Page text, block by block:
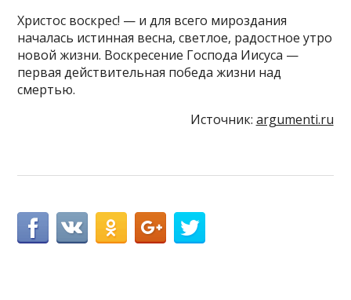
Христос воскрес! — и для всего мироздания
началась истинная весна, светлое, радостное утро
новой жизни. Воскресение Господа Иисуса —
первая действительная победа жизни над
смертью.
Источник: argumenti.ru